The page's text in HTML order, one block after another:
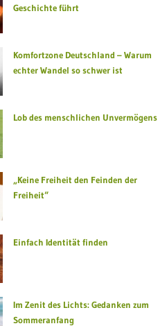
Geschichte führt
Komfortzone Deutschland – Warum
echter Wandel so schwer ist
Lob des menschlichen Unvermögens
„Keine Freiheit den Feinden der
Freiheit“
Einfach Identität finden
Im Zenit des Lichts: Gedanken zum
Sommeranfang